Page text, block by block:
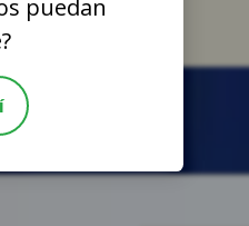
puedan